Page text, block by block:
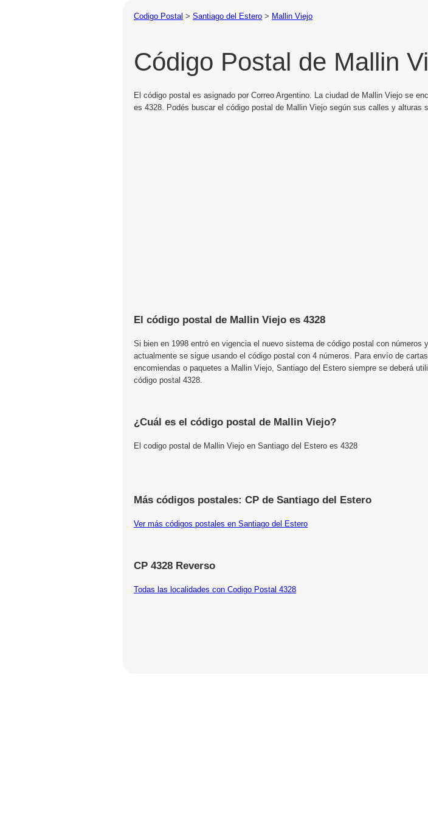
Codigo Postal > Santiago del Estero > Mallin Viejo
Código Postal de Mallin
El código postal es asignado por Correo Argentino. La ciudad de Mallin Viejo se
es 4328. Podés buscar el código postal de Mallin Viejo según sus calles y
El código postal de Mallin Viejo es 4328
Si bien en 1998 entró en vigencia el nuevo sistema de código postal con números
actualmente se sigue usando el código postal con 4 números. Para envío de
encomiendas o paquetes a Mallin Viejo, Santiago del Estero siempre se deberá
código postal 4328.
¿Cuál es el código postal de Mallin Viejo?
El codigo postal de Mallin Viejo en Santiago del Estero es 4328
Más códigos postales: CP de Santiago del Estero
Ver más códigos postales en Santiago del Estero
CP 4328 Reverso
Todas las localidades con Codigo Postal 4328